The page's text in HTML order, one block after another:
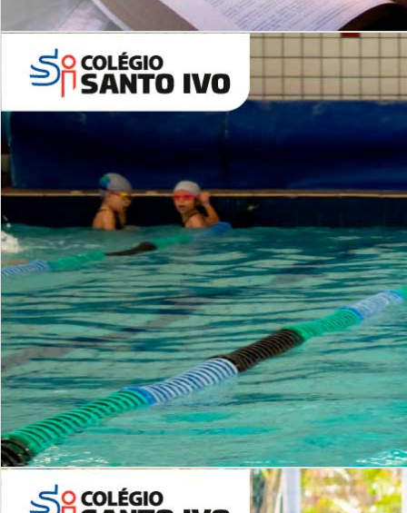
Leituras Literárias
Período Integral | Saiba mais
ALUNOS NOVOS
Entre em Contato
INSTITUCIONAL